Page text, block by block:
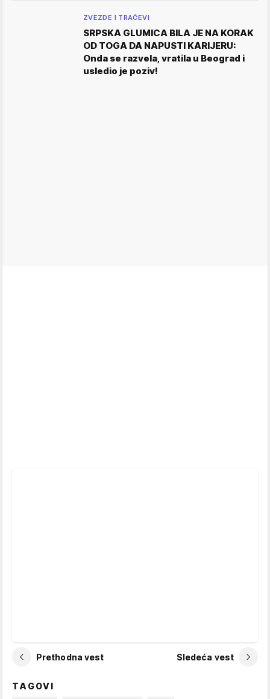
ZVEZDE I TRAČEVI
SRPSKA GLUMICA BILA JE NA KORAK
OD TOGA DA NAPUSTI KARIJERU:
Onda se razvela, vratila u Beograd i
usledio je poziv!
Prethodna vest Sledeća vest
TAGOVI